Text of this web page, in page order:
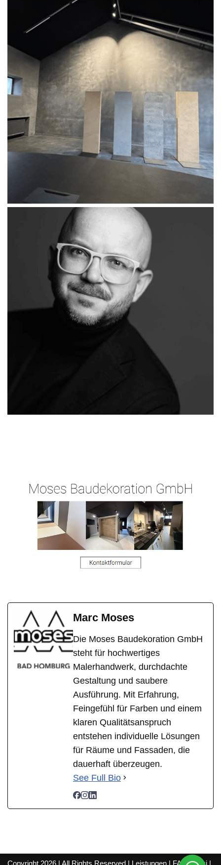
Marc Moses
Die Moses Baudekoration GmbH
steht für hochwertiges
Malerhandwerk, durchdachte
Gestaltung und saubere
Ausführung. Mit Erfahrung,
Feingefühl für Farben und einem
klaren Qualitätsanspruch
entstehen individuelle Lösungen
für Räume und Fassaden, die
dauerhaft überzeugen.
See Full Bio
Copyright 2026 | All Rights Reserved | Leistungen | FAQ|Wiki |